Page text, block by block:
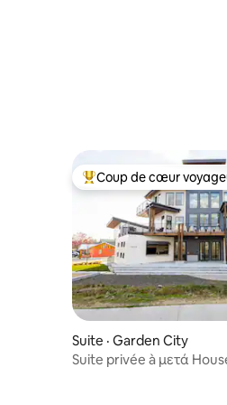
Coup de cœur
Coup de cœur
Suite · Garden City
Suite privée à μετά